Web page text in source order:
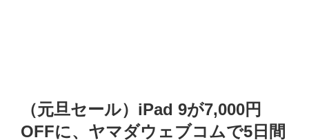
（元旦セール）iPad 9が7,000円
OFFに、ヤマダウェブコムで5日間